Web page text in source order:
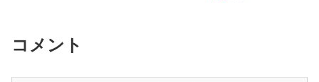
コメント